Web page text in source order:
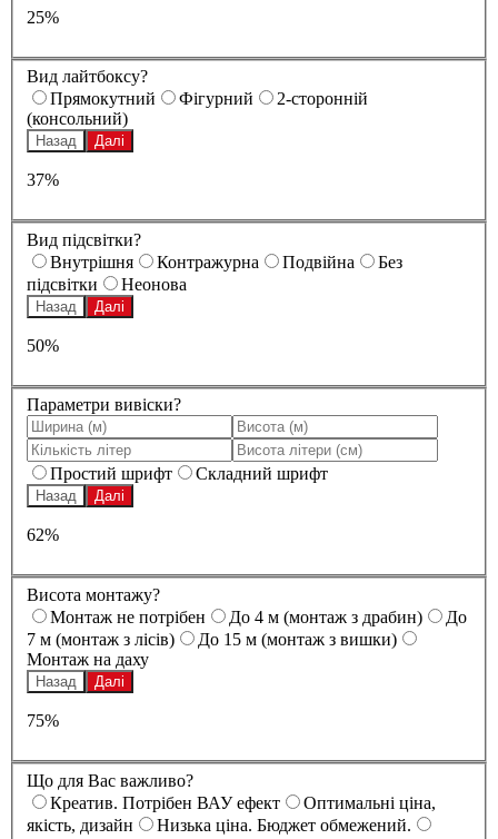
25%
Вид лайтбоксу?
Прямокутний
Фігурний
2-сторонній
(консольний)
Назад Далі
37%
Вид підсвітки?
Внутрішня
Контражурна Подвійна
Без
підсвітки
Неонова
Назад Далі
50%
Параметри вивіски?
Простий шрифт Складний шрифт
Назад Далі
62%
Висота монтажу?
Монтаж не потрібен
До 4 м (монтаж з драбин)
До
7 м (монтаж з лісів)
До 15 м (монтаж з вишки)
Монтаж на даху
Назад Далі
75%
Що для Вас важливо?
Креатив. Потрібен ВАУ ефект
Оптимальні ціна,
якість, дизайн
Низька ціна. Бюджет обмежений.